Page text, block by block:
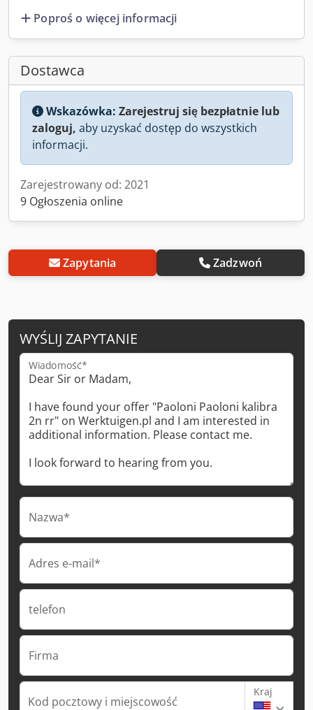
Poproś o więcej informacji
Dostawca
Wskazówka: Zarejestruj się bezpłatnie lub
zaloguj, aby uzyskać dostęp do wszystkich
informacji.
Zarejestrowany od: 2021
9 Ogłoszenia online
Zapytania Zadzwoń
WYŚLIJ ZAPYTANIE
Wiadomość*
Nazwa*
Adres e-mail*
telefon
Firma
Kod pocztowy i miejscowość
Kraj